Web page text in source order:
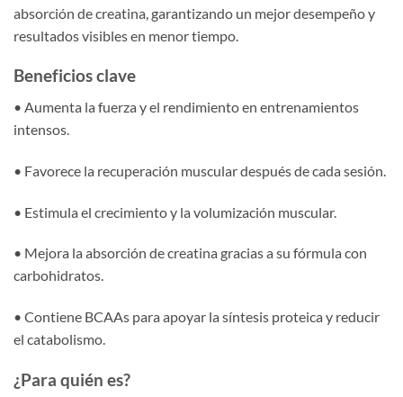
absorción de creatina, garantizando un mejor desempeño y
resultados visibles en menor tiempo.
Beneficios clave
• Aumenta la fuerza y el rendimiento en entrenamientos
intensos.
• Favorece la recuperación muscular después de cada sesión.
• Estimula el crecimiento y la volumización muscular.
• Mejora la absorción de creatina gracias a su fórmula con
carbohidratos.
• Contiene BCAAs para apoyar la síntesis proteica y reducir
el catabolismo.
¿Para quién es?